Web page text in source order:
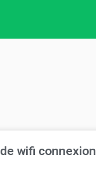
wifi connexion